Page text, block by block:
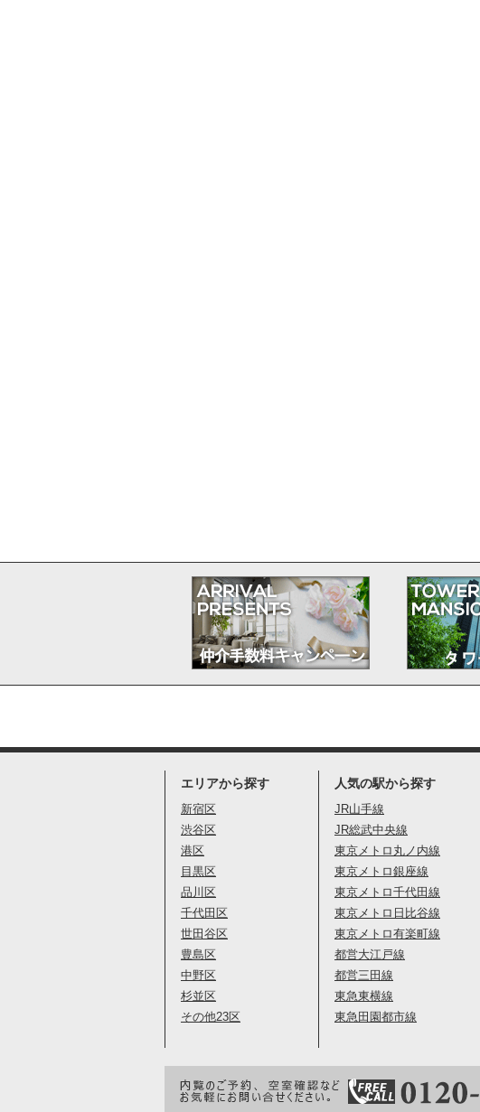
エリアから探す
新宿区
渋谷区
港区
目黒区
品川区
千代田区
世田谷区
豊島区
中野区
杉並区
その他23区
人気の駅から探す
JR山手線
JR総武中央線
東京メトロ丸ノ内線
東京メトロ銀座線
東京メトロ千代田線
東京メトロ日比谷線
東京メトロ有楽町線
都営大江戸線
都営三田線
東急東横線
東急田園都市線